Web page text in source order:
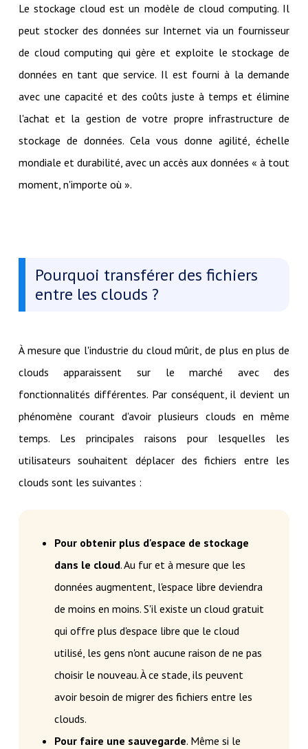
Le stockage cloud est un modèle de cloud computing. Il
peut stocker des données sur Internet via un fournisseur
de cloud computing qui gère et exploite le stockage de
données en tant que service. Il est fourni à la demande
avec une capacité et des coûts juste à temps et élimine
l'achat et la gestion de votre propre infrastructure de
stockage de données. Cela vous donne agilité, échelle
mondiale et durabilité, avec un accès aux données « à tout
moment, n'importe où ».
Pourquoi transférer des fichiers
entre les clouds ?
À mesure que l'industrie du cloud mûrit, de plus en plus de
clouds apparaissent sur le marché avec des
fonctionnalités différentes. Par conséquent, il devient un
phénomène courant d'avoir plusieurs clouds en même
temps. Les principales raisons pour lesquelles les
utilisateurs souhaitent déplacer des fichiers entre les
clouds sont les suivantes :
Pour obtenir plus d'espace de stockage
dans le cloud. Au fur et à mesure que les
données augmentent, l'espace libre deviendra
de moins en moins. S'il existe un cloud gratuit
qui offre plus d'espace libre que le cloud
utilisé, les gens n'ont aucune raison de ne pas
choisir le nouveau. À ce stade, ils peuvent
avoir besoin de migrer des fichiers entre les
clouds.
Pour faire une sauvegarde. Même si le